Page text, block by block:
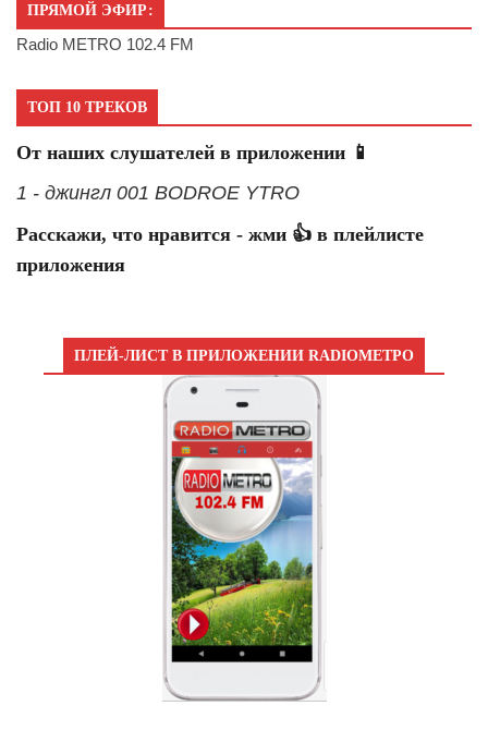
ПРЯМОЙ ЭФИР:
Radio METRO 102.4 FM
ТОП 10 ТРЕКОВ
От наших слушателей в приложении 📱
1 - джингл 001 BODROE YTRO
Расскажи, что нравится - жми 👍 в плейлисте
приложения
ПЛЕЙ-ЛИСТ В ПРИЛОЖЕНИИ RADIOМЕТРО